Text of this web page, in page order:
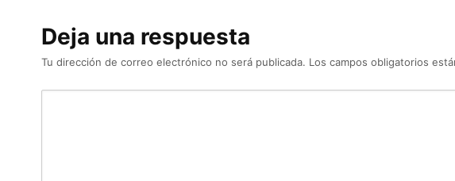
Deja una respuesta
Tu dirección de correo electrónico no será publicada. Los campos obligatorios